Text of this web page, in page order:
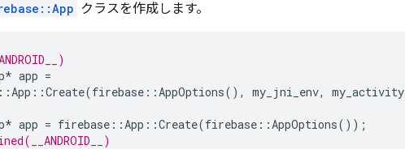
クラスを作成します。
* app =
::App ::Create(firebase ::AppOptions(), my_jni_env, my_activity
* app = firebase ::App ::Create(firebase ::AppOptions());